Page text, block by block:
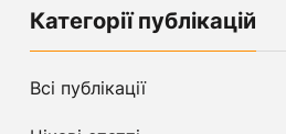
Категорії публікацій
Всі публікації